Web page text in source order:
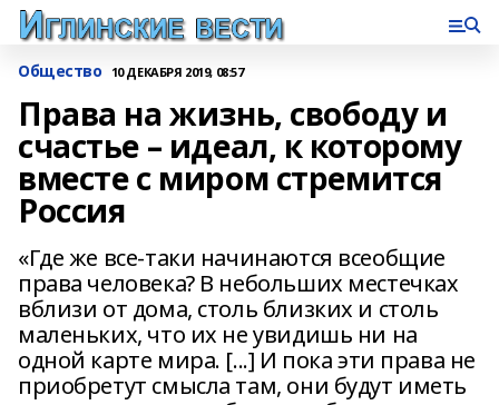
Общество 10 ДЕКАБРЯ 2019, 08:57
Права на жизнь, свободу и
счастье – идеал, к которому
вместе с миром стремится
Россия
«Где же все-таки начинаются всеобщие
права человека? В небольших местечках
вблизи от дома, столь близких и столь
маленьких, что их не увидишь ни на
одной карте мира. [...] И пока эти права не
приобретут смысла там, они будут иметь